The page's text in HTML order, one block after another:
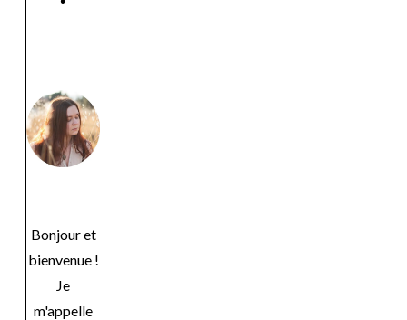
Bonjour et
bienvenue !
Je
m'appelle